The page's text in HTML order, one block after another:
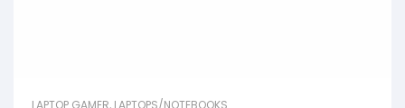
LAPTOP GAMER, LAPTOPS/NOTEBOOKS